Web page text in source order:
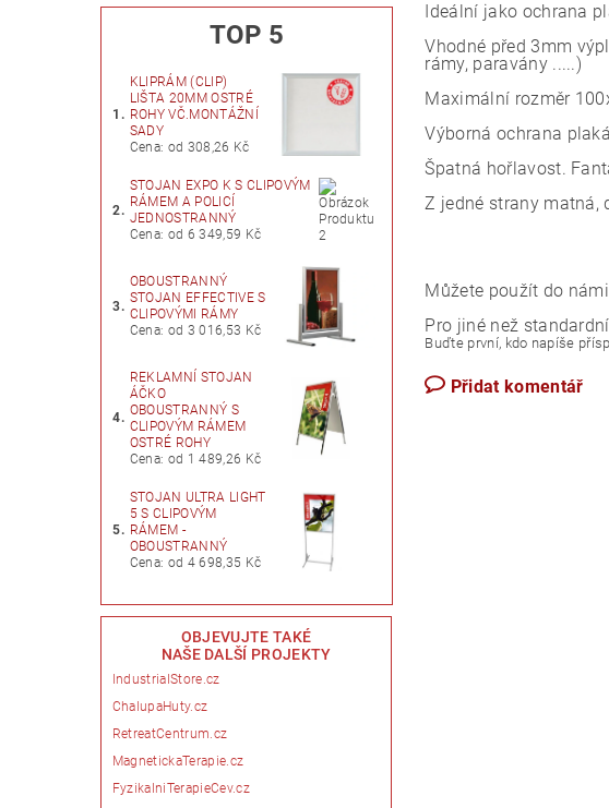
TOP 5
1.
KLIPRÁM (CLIP)
LIŠTA 20MM OSTRÉ
ROHY VČ.MONTÁŽNÍ
SADY
Cena: od 308,26 Kč
2.
STOJAN EXPO K S CLIPOVÝM
RÁMEM A POLICÍ
JEDNOSTRANNÝ
Cena: od 6 349,59 Kč
3.
OBOUSTRANNÝ
STOJAN EFFECTIVE S
CLIPOVÝMI RÁMY
Cena: od 3 016,53 Kč
4.
REKLAMNÍ STOJAN
ÁČKO
OBOUSTRANNÝ S
CLIPOVÝM RÁMEM
OSTRÉ ROHY
Cena: od 1 489,26 Kč
5.
STOJAN ULTRA LIGHT
5 S CLIPOVÝM
RÁMEM -
OBOUSTRANNÝ
Cena: od 4 698,35 Kč
OBJEVUJTE TAKÉ
NAŠE DALŠÍ PROJEKTY
IndustrialStore.cz
ChalupaHuty.cz
RetreatCentrum.cz
MagnetickaTerapie.cz
FyzikalniTerapieCev.cz
Ideální jako ochrana
Vhodné před 3mm
rámy, paravány .....)
Maximální rozměr
Výborná ochrana
Špatná hořlavost.
Z jedné strany matná,
Můžete použít do
Pro jiné než
Buďte první, kdo napíše
Přidat komentář